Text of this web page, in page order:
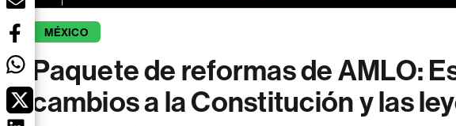
MÉXICO
Paquete de reformas de AMLO:
cambios a la Constitución y las